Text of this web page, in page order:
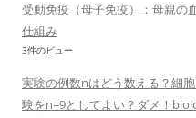
受動免疫（母子免疫）：母親の
仕組み
3件のビュー
実験の例数nはどう数える？細
験をn=9としてよい？ダメ！